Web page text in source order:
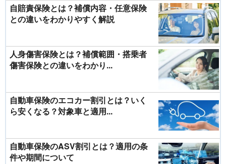
自賠責保険とは？補償内容・任意保険
との違いをわかりやすく解説
人身傷害保険とは？補償範囲・搭乗者
傷害保険との違いをわかり...
自動車保険のエコカー割引とは？いく
ら安くなる？対象車と適用...
自動車保険のASV割引とは？適用の条
件や期間について